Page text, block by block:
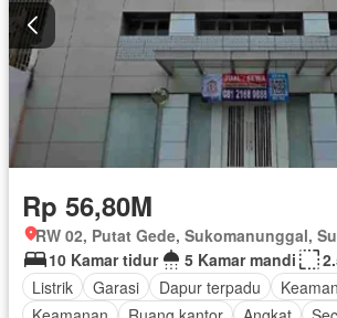
Rp 56,80M
10 Kamar tidur
5 Kamar mandi
Listrik
Garasi Dapur terpadu